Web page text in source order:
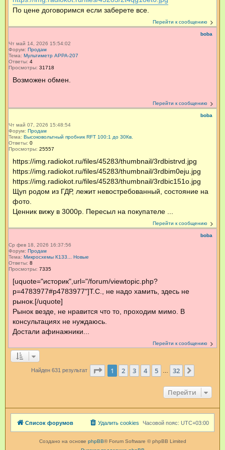
По цене договоримся если заберете все.
Перейти к сообщению
boba
Чт май 14, 2026 15:54:02
Форум: Продам
Тема: Мультиметр APPA-207
Ответы: 4
Просмотры: 31718
Возможен обмен.
Перейти к сообщению
boba
Чт май 07, 2026 15:48:54
Форум: Продам
Тема: Высоковольтный пробник RFT 100:1 до 30Кв.
Ответы: 0
Просмотры: 25557
https://img.radiokot.ru/files/45283/thumbnail/3rdbistrvd.jpg
https://img.radiokot.ru/files/45283/thumbnail/3rdbim0eju.jpg
https://img.radiokot.ru/files/45283/thumbnail/3rdbic151o.jpg
Щуп родом из ГДР, лежит невостребованный, состояние на
фото.
Ценник вижу в 3000р. Пересыл на покупателе ...
Перейти к сообщению
boba
Ср фев 18, 2026 16:37:56
Форум: Продам
Тема: Микросхемы К133... Новые
Ответы: 8
Просмотры: 7335
[uquote="историк",url="/forum/viewtopic.php?
p=4783977#p4783977"]Т.С., не надо хамить, здесь не
рынок.[/uquote]
Рынок везде, не нравится что то, проходим мимо. В
консультациях не нуждаюсь.
Достали афинажники...
Перейти к сообщению
Найден 631 результат Страница из 32
1 2 3 4 5 32
Перейти
Список форумов Часовой пояс: UTC+03:00
Удалить cookies
Создано на основе phpBB® Forum Software © phpBB Limited